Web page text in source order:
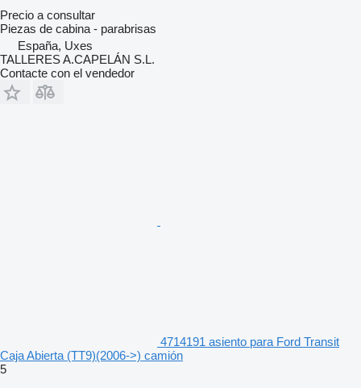
Precio a consultar
Piezas de cabina - parabrisas
España, Uxes
TALLERES A.CAPELÁN S.L.
Contacte con el vendedor
4714191 asiento para Ford Transit
Caja Abierta (TT9)(2006->) camión
5